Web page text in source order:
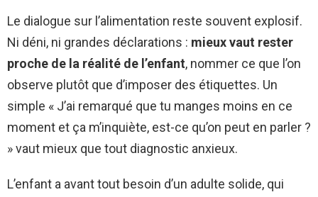
Le dialogue sur l’alimentation reste souvent explosif.
Ni déni, ni grandes déclarations : mieux vaut rester
proche de la réalité de l’enfant, nommer ce que l’on
observe plutôt que d’imposer des étiquettes. Un
simple « J’ai remarqué que tu manges moins en ce
moment et ça m’inquiète, est-ce qu’on peut en parler ?
» vaut mieux que tout diagnostic anxieux.
L’enfant a avant tout besoin d’un adulte solide, qui